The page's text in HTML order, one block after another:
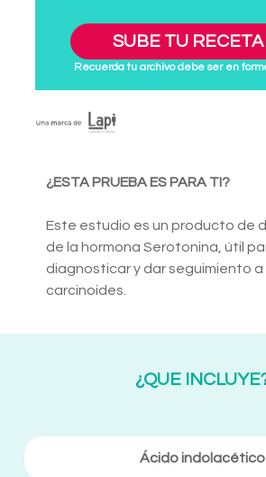
SUBE TU RECETA
Recuerda tu archivo debe ser en
¿ESTA PRUEBA ES PARA TI?
Este estudio es un producto de
de la hormona Serotonina, útil
diagnosticar y dar seguimiento
carcinoides.
¿QUE
Ácido indolacético